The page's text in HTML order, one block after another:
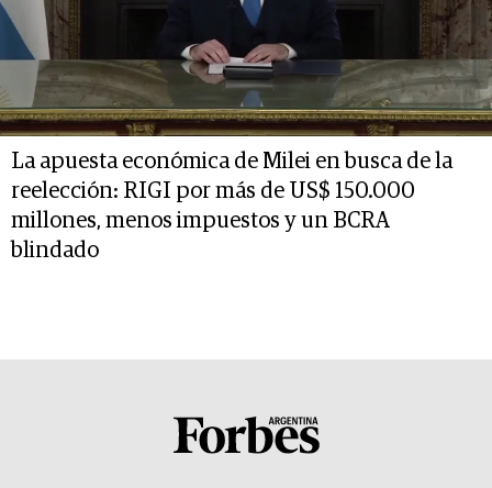
La apuesta económica de Milei en busca de la
reelección: RIGI por más de US$ 150.000
millones, menos impuestos y un BCRA
blindado